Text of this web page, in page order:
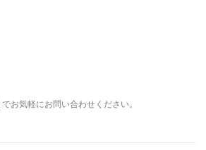
お気軽にお問い合わせください。